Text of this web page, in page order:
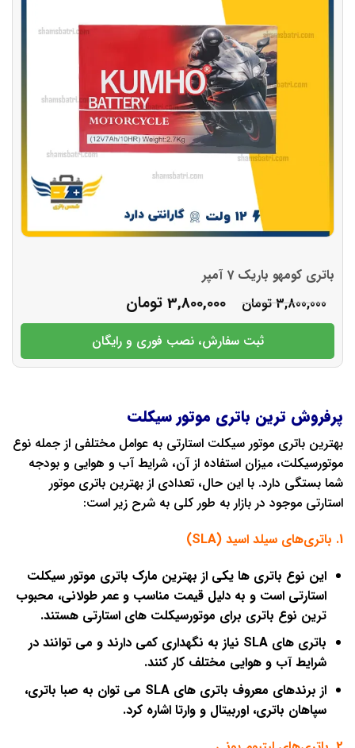
باتری کومهو باریک 7 آمپر
3,800,000 تومان 3,800,000 تومان
ثبت سفارش، نصب فوری و رایگان
پرفروش ترین باتری موتور سیکلت
بهترین باتری موتور سیکلت استارتی به عوامل مختلفی از جمله نوع
موتورسیکلت، میزان استفاده از آن، شرایط آب و هوایی و بودجه
شما بستگی دارد. با این حال، تعدادی از بهترین باتری موتور
استارتی موجود در بازار به طور کلی به شرح زیر است:
1. باتری‌های سیلد اسید (
SLA
)
این نوع باتری ‌ها یکی از بهترین مارک باتری موتور سیکلت
استارتی است و به دلیل قیمت مناسب و عمر طولانی، محبوب‌
ترین نوع باتری برای موتورسیکلت‌ های استارتی هستند.
باتری ‌های SLA نیاز به نگهداری کمی دارند و می ‌توانند در
شرایط آب و هوایی مختلف کار کنند.
از برندهای معروف باتری ‌های SLA می ‌توان به صبا باتری،
سپاهان باتری، اوربیتال و وارتا اشاره کرد.